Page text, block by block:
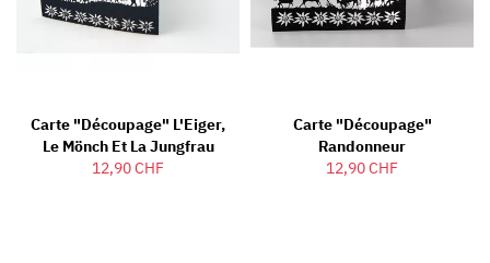
Carte "découpage" L'Eiger,
Le Mönch Et La Jungfrau
12,90 CHF
Carte "découpage"
Randonneur
12,90 CHF